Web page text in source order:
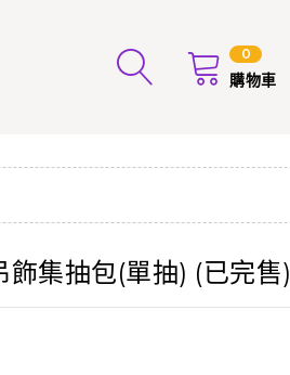
0
購物車
集抽包(單抽) (已完售)